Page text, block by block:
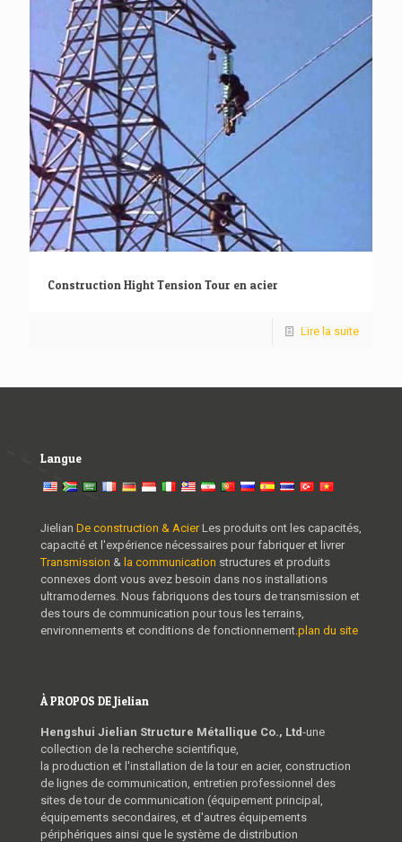
Construction Hight Tension Tour en acier
Lire la suite
Langue
Jielian De construction & AcierLes produits ont les capacités,
capacité et l'expérience nécessaires pour fabriquer et livrer
Transmission & la communication structures et produits
connexes dont vous avez besoin dans nos installations
ultramodernes. Nous fabriquons des tours de transmission et
des tours de communication pour tous les terrains,
environnements et conditions de fonctionnement. plan du site
À PROPOS DE Jielian
Hengshui Jielian Structure Métallique Co., Ltd-une
collection de la recherche scientifique,
la production et l'installation de la tour en acier, construction
de lignes de communication, entretien professionnel des
sites de tour de communication (équipement principal,
équipements secondaires, et d'autres équipements
périphériques ainsi que le système de distribution